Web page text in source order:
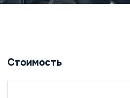
Стоимость